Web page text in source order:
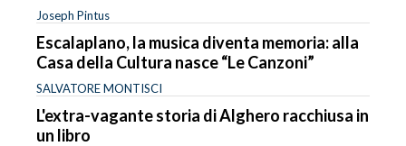
Joseph Pintus
Escalaplano, la musica diventa memoria: alla
Casa della Cultura nasce “Le Canzoni”
SALVATORE MONTISCI
L'extra-vagante storia di Alghero racchiusa in
un libro